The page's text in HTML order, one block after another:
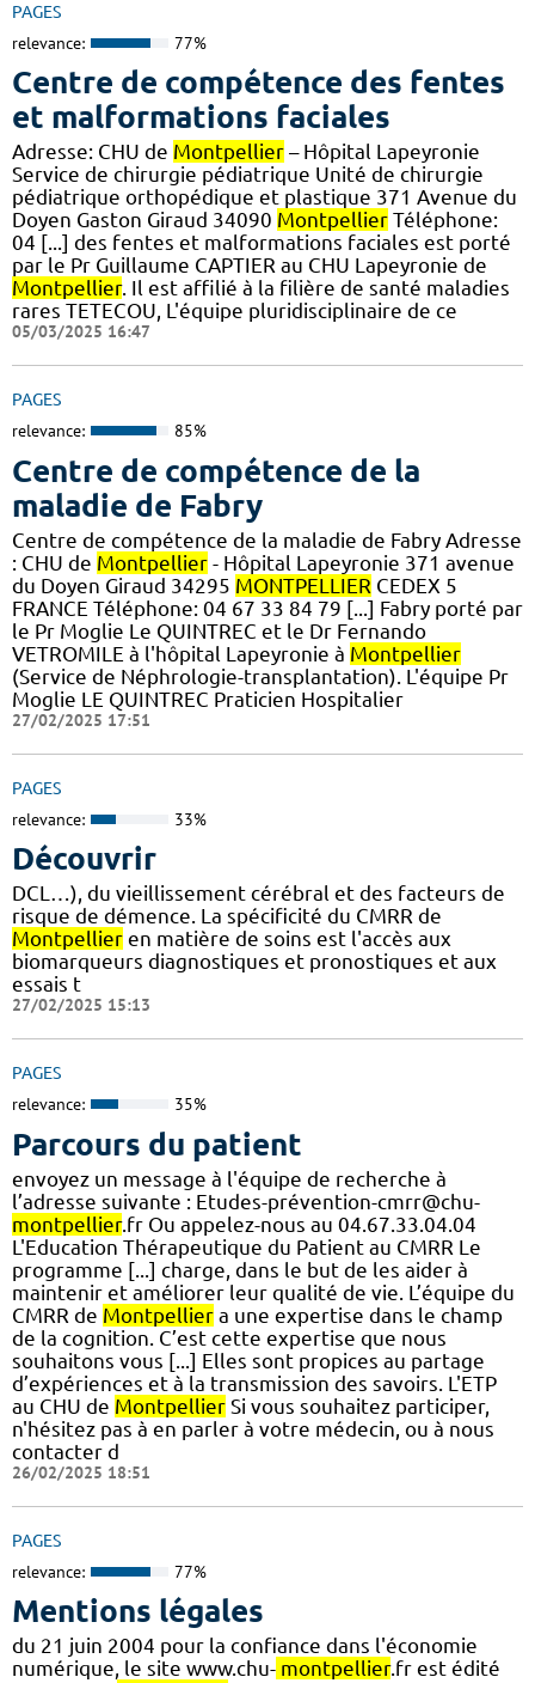
PAGES
relevance: 77%
Centre de compétence des fentes
et malformations faciales
Adresse: CHU de Montpellier – Hôpital Lapeyronie
Service de chirurgie pédiatrique Unité de chirurgie
pédiatrique orthopédique et plastique 371 Avenue du
Doyen Gaston Giraud 34090 Montpellier Téléphone:
04 [...] des fentes et malformations faciales est porté
par le Pr Guillaume CAPTIER au CHU Lapeyronie de
Montpellier. Il est affilié à la filière de santé maladies
rares TETECOU, L'équipe pluridisciplinaire de ce
05/03/2025 16:47
PAGES
relevance: 85%
Centre de compétence de la
maladie de Fabry
Centre de compétence de la maladie de Fabry Adresse
: CHU de Montpellier - Hôpital Lapeyronie 371 avenue
du Doyen Giraud 34295 MONTPELLIER CEDEX 5
FRANCE Téléphone: 04 67 33 84 79 [...] Fabry porté par
le Pr Moglie Le QUINTREC et le Dr Fernando
VETROMILE à l'hôpital Lapeyronie à Montpellier
(Service de Néphrologie-transplantation). L'équipe Pr
Moglie LE QUINTREC Praticien Hospitalier
27/02/2025 17:51
PAGES
relevance: 33%
Découvrir
DCL…), du vieillissement cérébral et des facteurs de
risque de démence. La spécificité du CMRR de
Montpellier en matière de soins est l'accès aux
biomarqueurs diagnostiques et pronostiques et aux
essais t
27/02/2025 15:13
PAGES
relevance: 35%
Parcours du patient
envoyez un message à l'équipe de recherche à
l’adresse suivante : Etudes-prévention-cmrr@chu-
montpellier.fr Ou appelez-nous au 04.67.33.04.04
L'Education Thérapeutique du Patient au CMRR Le
programme [...] charge, dans le but de les aider à
maintenir et améliorer leur qualité de vie. L’équipe du
CMRR de Montpellier a une expertise dans le champ
de la cognition. C’est cette expertise que nous
souhaitons vous [...] Elles sont propices au partage
d’expériences et à la transmission des savoirs. L'ETP
au CHU de Montpellier Si vous souhaitez participer,
n'hésitez pas à en parler à votre médecin, ou à nous
contacter d
26/02/2025 18:51
PAGES
relevance: 77%
Mentions légales
du 21 juin 2004 pour la confiance dans l'économie
numérique, le site www.chu- montpellier.fr est édité